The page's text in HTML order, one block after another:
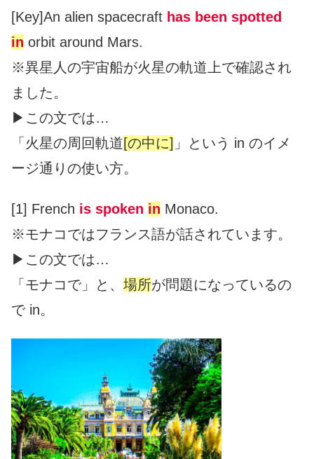
[Key]An alien spacecraft has been spotted
in orbit around Mars.
※異星人の宇宙船が火星の軌道上で確認され
ました。
▶︎この文では…
「火星の周回軌道[の中に] 」という in のイメ
ージ通りの使い方。
[1] French is spoken in Monaco.
※モナコではフランス語が話されています。
▶︎この文では…
「モナコで」と、 場所が問題になっているの
で in。